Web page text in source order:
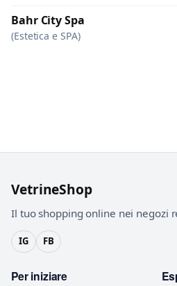
Bahr City Spa
(Estetica e SPA)
VetrineShop
Il tuo shopping online nei negozi
IG FB
Per iniziare